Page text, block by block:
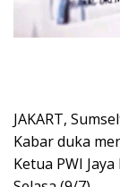
JAKART,
Kabar duka
Ketua PWI